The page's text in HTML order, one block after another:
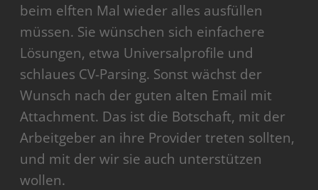
beim elften Mal wieder alles ausfüllen
müssen. Sie wünschen sich einfachere
Lösungen, etwa Universalprofile und
schlaues CV-Parsing. Sonst wächst der
Wunsch nach der guten alten Email mit
Attachment. Das ist die Botschaft, mit der
Arbeitgeber an ihre Provider treten sollten,
und mit der wir sie auch unterstützen
wollen.